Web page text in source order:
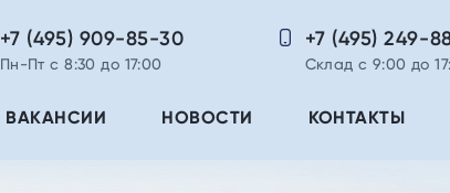
+7 (495) 249-
Склад с 9:00 до
+7 (495) 909-85-30
Пн-Пт с 8:30 до 17:00
ВАКАНСИИ НОВОСТИ КОНТАКТЫ